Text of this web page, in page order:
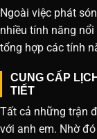
Ngoài việc phát
nhiều tính năng
tổng hợp các tính
CUNG CẤP
TIẾT
Tất cả những trận
với anh em. Nhờ